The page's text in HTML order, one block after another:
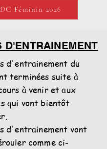
Féminin 2026
D'ENTRAINEMENT
d'entrainement du
terminées suite à
à venir et aux
qui vont bientôt
d'entrainement vont
comme ci-